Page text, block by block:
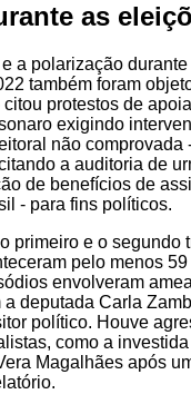
as
a polarização
também foram
citou protestos de
exigindo
não comprovada
a auditoria de
de benefícios de
- para fins políticos.
primeiro e o segundo
pelo menos
envolveram
deputada Carla
político. Houve
como a
Magalhães após